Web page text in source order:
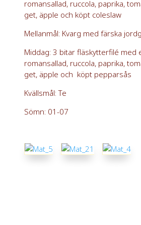
romansallad, ruccola, paprika,
get, äpple och köpt coleslaw
Mellanmål: Kvarg med färska
Middag: 3 bitar fläskytterfilé med
romansallad, ruccola, paprika,
get, äpple och köpt pepparsås
Kvällsmål: Te
Sömn: 01-07